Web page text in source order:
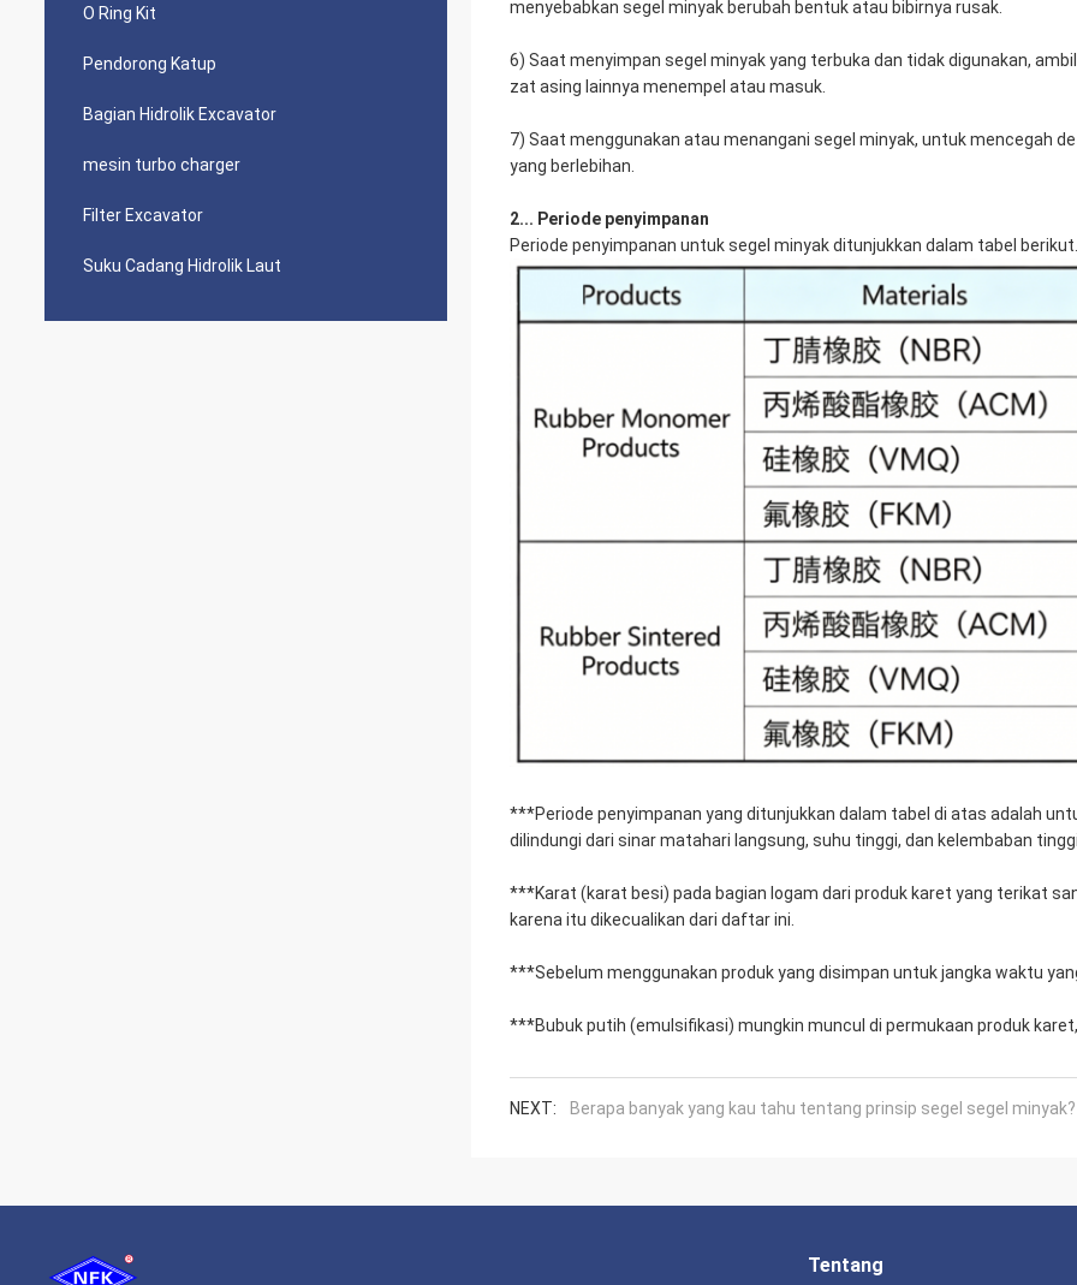
O Ring Kit
Pendorong Katup
Bagian Hidrolik Excavator
mesin turbo charger
Filter Excavator
Suku Cadang Hidrolik Laut
menyebabkan segel minyak berubah bentuk atau bibirnya rusak.
6) Saat menyimpan segel minyak yang terbuka dan tidak digunakan,
zat asing lainnya menempel atau masuk.
7) Saat menggunakan atau menangani segel minyak, untuk mencegah
yang berlebihan.
2... Periode penyimpanan
Periode penyimpanan untuk segel minyak ditunjukkan dalam tabel berikut.
***Periode penyimpanan yang ditunjukkan dalam tabel di atas adalah
dilindungi dari sinar matahari langsung, suhu tinggi, dan kelembaban
***Karat (karat besi) pada bagian logam dari produk karet yang terikat
karena itu dikecualikan dari daftar ini.
***Sebelum menggunakan produk yang disimpan untuk jangka waktu
***Bubuk putih (emulsifikasi) mungkin muncul di permukaan produk
NEXT: Berapa banyak yang kau tahu tentang prinsip segel segel minyak?
Tentang